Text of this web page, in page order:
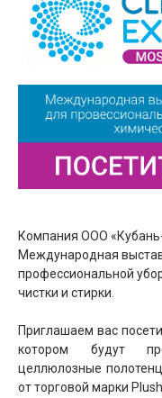
Компания ООО
Международная
профессиональной
чистки и стирки.
Приглашаем вас
котором будут
целлюлозные
от торговой марки